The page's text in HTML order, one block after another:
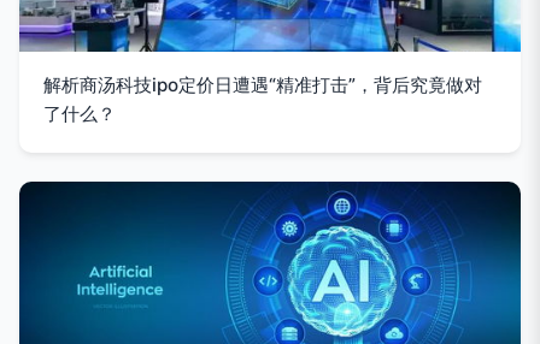
解析商汤科技ipo定价日遭遇“精准打击”，背后究竟做对
了什么？